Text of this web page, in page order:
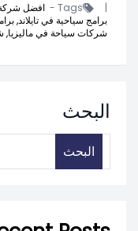
|
Tags -
افضل
برامج سياحية في تايلاند,
شركات سياحة في ماليزيا,
البحث
البحث